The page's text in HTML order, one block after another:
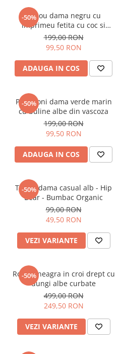
-50%
Tricou dama negru cu
imprimeu fetita cu coc si
ochelari albastrii
199,00 RON
99,50 RON
ADAUGA IN COS
-50%
Pantaloni dama verde marin
cu buline albe din vascoza
199,00 RON
99,50 RON
ADAUGA IN COS
-50%
Tricou dama casual alb - Hip
Bear - Bumbac Organic
99,00 RON
49,50 RON
VEZI VARIANTE
-50%
Rochie neagra in croi drept cu
dungi albe curbate
499,00 RON
249,50 RON
VEZI VARIANTE